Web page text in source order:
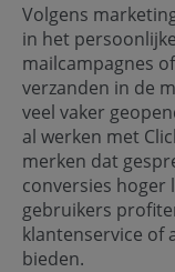
Volgens
in het
mailcampagnes
verzanden in de
veel vaker
al werken met
merken dat
conversies hoger
gebruikers
klantenservice of
bieden.